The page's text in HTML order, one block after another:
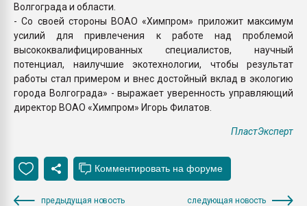
Волгограда и области.
- Со своей стороны ВОАО «Химпром» приложит максимум
усилий для привлечения к работе над проблемой
высококвалифицированных специалистов, научный
потенциал, наилучшие экотехнологии, чтобы результат
работы стал примером и внес достойный вклад в экологию
города Волгограда» - выражает уверенность управляющий
директор ВОАО «Химпром» Игорь Филатов.
ПластЭксперт
предыдущая новость следующая новость